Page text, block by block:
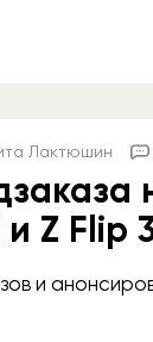
Лактюшин
Z Flip
и